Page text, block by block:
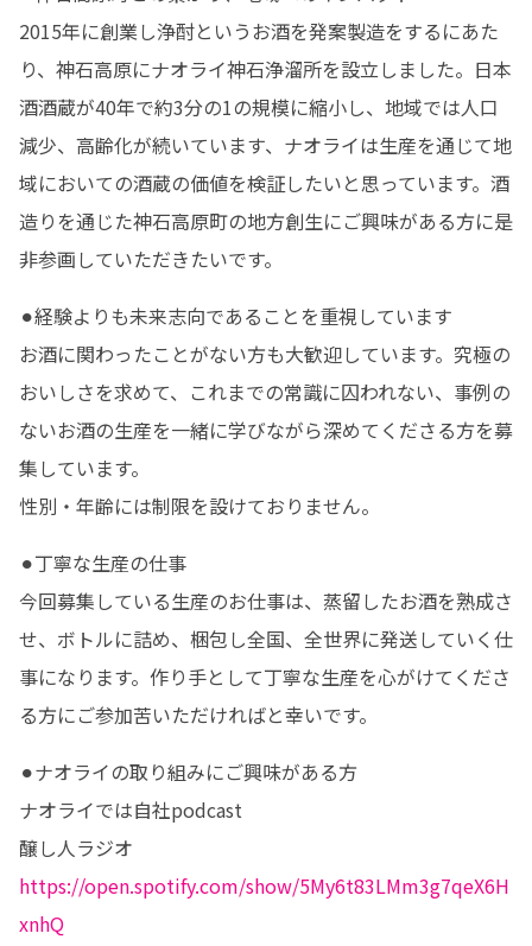
2015年に創業し浄酎というお酒を発案製造をするにあた
り、神石高原にナオライ神石浄溜所を設立しました。日本
酒酒蔵が40年で約3分の1の規模に縮小し、地域では人口
減少、高齢化が続いています、ナオライは生産を通じて地
域においての酒蔵の価値を検証したいと思っています。酒
造りを通じた神石高原町の地方創生にご興味がある方に是
非参画していただきたいです。
⚫︎経験よりも未来志向であることを重視しています
お酒に関わったことがない方も大歓迎しています。究極の
おいしさを求めて、これまでの常識に囚われない、事例の
ないお酒の生産を一緒に学びながら深めてくださる方を募
集しています。
性別・年齢には制限を設けておりません。
⚫︎丁寧な生産の仕事
今回募集している生産のお仕事は、蒸留したお酒を熟成さ
せ、ボトルに詰め、梱包し全国、全世界に発送していく仕
事になります。作り手として丁寧な生産を心がけてくださ
る方にご参加苦いただければと幸いです。
⚫︎ナオライの取り組みにご興味がある方
ナオライでは自社podcast
醸し人ラジオ
https://open.spotify.com/show/5My6t83LMm3g7qeX6H
xnhQ